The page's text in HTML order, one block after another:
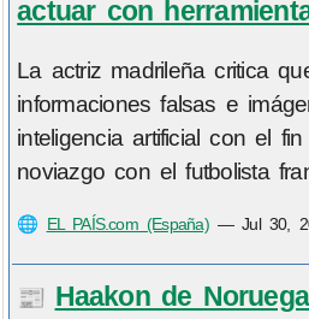
actuar con
La actriz madrileña critica
informaciones falsas e
inteligencia artificial con el
noviazgo con el futbolista
🌐 EL PAÍS.com (España)—Jul 30,
📰 Haakon de